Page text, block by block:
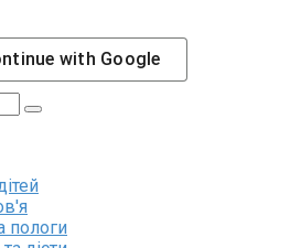
with Google
пологи